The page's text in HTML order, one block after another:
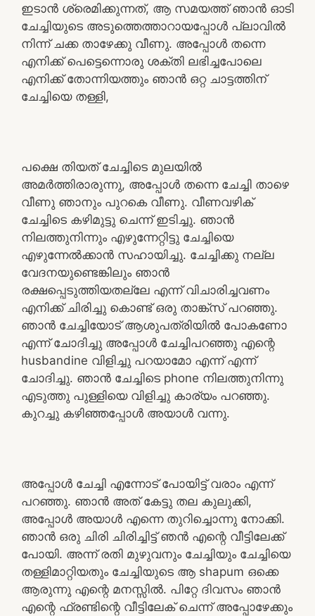
ഇടാൻ ശ്രെമിക്കുന്നത്, ആ സമയത്ത് ഞാൻ ഓടി
ചേച്ചിയുടെ അടുത്തെത്താറായപ്പോൾ പ്ലാവിൽ
നിന്ന് ചക്ക താഴേക്കു വീണു. അപ്പോൾ തന്നെ
എനിക്ക് പെട്ടെന്നൊരു ശക്തി ലഭിച്ചപോലെ
എനിക്ക് തോന്നിയത്തും ഞാൻ ഒറ്റ ചാട്ടത്തിന്
ചേച്ചിയെ തള്ളി,
പക്ഷെ തിയത് ചേച്ചിടെ മുലയിൽ
അമർത്തിരാരുന്നു, അപ്പോൾ തന്നെ ചേച്ചി താഴെ
വീണു ഞാനും പുറകെ വീണു. വീണവഴിക്
ചേച്ചിടെ കഴിമുട്ടു ചെന്ന് ഇടിച്ചു. ഞാൻ
നിലത്തുനിന്നും എഴുന്നേറ്റിട്ടു ചേച്ചിയെ
എഴുന്നേൽക്കാൻ സഹായിച്ചു. ചേച്ചിക്കു നല്ല
വേദനയുണ്ടെങ്കിലും ഞാൻ
രക്ഷപ്പെടുത്തിയതല്ലേ എന്ന് വിചാരിച്ചവണം
എനിക്ക് ചിരിച്ചു കൊണ്ട് ഒരു താങ്ക്സ് പറഞ്ഞു.
ഞാൻ ചേച്ചിയോട് ആശുപത്രിയിൽ പോകണോ
എന്ന് ചോദിച്ചു അപ്പോൾ ചേച്ചിപറഞ്ഞു എന്റെ
husbandine വിളിച്ചു പറയാമോ എന്ന് എന്ന്
ചോദിച്ചു. ഞാൻ ചേച്ചിടെ phone നിലത്തുനിന്നു
എടുത്തു പുള്ളിയെ വിളിച്ചു കാര്യം പറഞ്ഞു.
കുറച്ചു കഴിഞ്ഞപ്പോൾ അയാൾ വന്നു.
അപ്പോൾ ചേച്ചി എന്നോട് പോയിട്ട് വരാം എന്ന്
പറഞ്ഞു. ഞാൻ അത് കേട്ടു തല കുലുക്കി,
അപ്പോൾ അയാൾ എന്നെ തുറിച്ചൊന്നു നോക്കി.
ഞാൻ ഒരു ചിരി ചിരിച്ചിട്ട് ഞൻ എന്റെ വീട്ടിലേക്ക്
പോയി. അന്ന് രതി മുഴുവനും ചേച്ചിയും ചേച്ചിയെ
തള്ളിമാറ്റിയതും ചേച്ചിയുടെ ആ shapum ഒക്കെ
ആരുന്നു എന്റെ മനസ്സിൽ. പിറ്റേ ദിവസം ഞാൻ
എന്റെ ഫ്രണ്ടിന്റെ വീട്ടിലേക് ചെന്ന് അപ്പോഴേക്കും